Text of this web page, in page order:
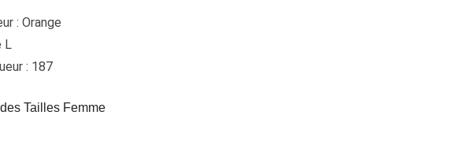
: Orange
L
: 187
Tailles Femme